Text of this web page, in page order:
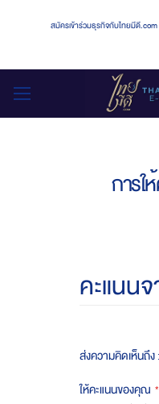
สมัครเข้าร่วมธุรกิจกับไทยมีดี.com
การใ
คะแนน
ส่งความคิดเห็นถึง
ให้คะแนนของคุณ